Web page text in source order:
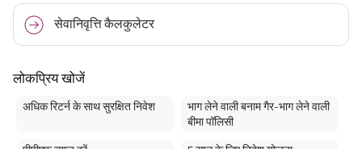
सेवानिवृत्ति कैलकुलेटर
लोकप्रिय खोजें
अधिक रिटर्न के साथ सुरक्षित निवेश
भाग लेने वाली बनाम गैर-भाग लेने वाली
बीमा पॉलिसी